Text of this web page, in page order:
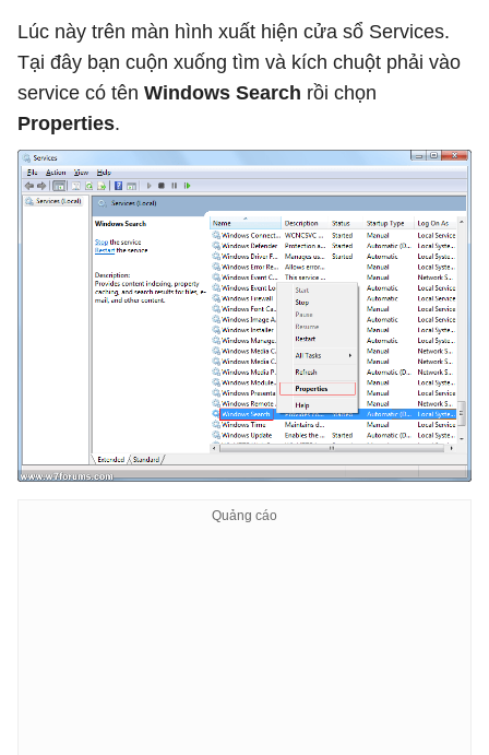
Lúc này trên màn hình xuất hiện cửa sổ Services.
Tại đây bạn cuộn xuống tìm và kích chuột phải vào
service có tên Windows Search rồi chọn
Properties.